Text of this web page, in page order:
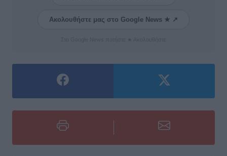
Ακολουθήστε μας στο Google News ★ ↗